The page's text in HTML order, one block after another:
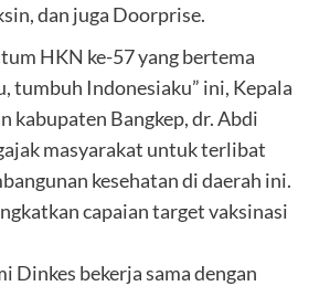
dan juga Doorprise.
HKN ke-57 yang bertema
tumbuh Indonesiaku” ini, Kepala
kabupaten Bangkep, dr. Abdi
masyarakat untuk terlibat
kesehatan di daerah ini.
capaian target vaksinasi
Dinkes bekerja sama dengan